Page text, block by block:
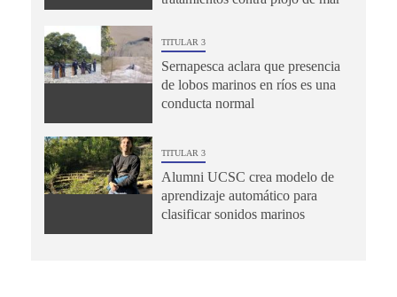
TITULAR 3
Sernapesca aclara que presencia
de lobos marinos en ríos es una
conducta normal
TITULAR 3
Alumni UCSC crea modelo de
aprendizaje automático para
clasificar sonidos marinos